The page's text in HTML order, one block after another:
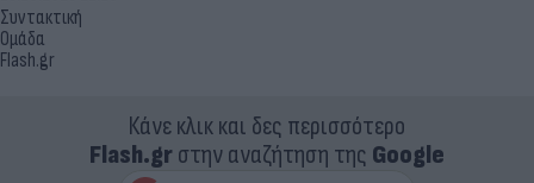
Συντακτική
Ομάδα
Flash.gr
Κάνε κλικ και δες περισσότερο
Flash.grστην αναζήτηση της Google